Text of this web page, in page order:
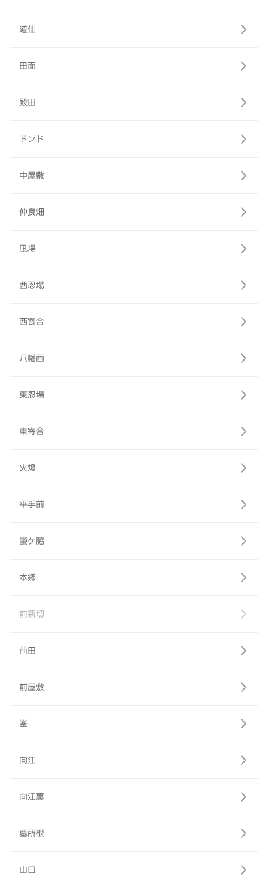
道仙
田面
殿田
ドンド
中屋敷
仲良畑
凪場
西忍場
西寄合
八幡西
東忍場
東寄合
火燈
平手前
螢ケ脇
本郷
前新切
前田
前屋敷
峯
向江
向江裏
墓所根
山口